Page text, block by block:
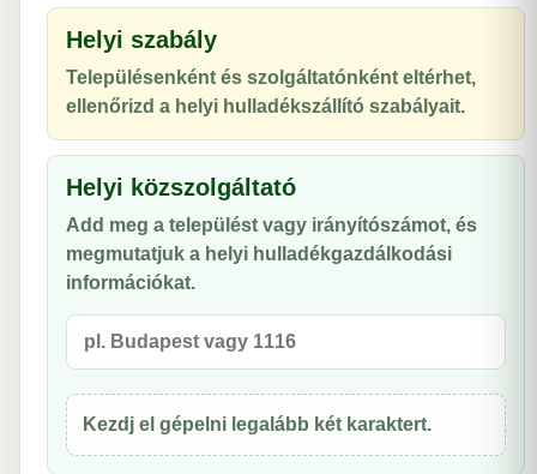
Helyi szabály
Településenként és szolgáltatónként eltérhet,
ellenőrizd a helyi hulladékszállító szabályait.
Helyi közszolgáltató
Add meg a települést vagy irányítószámot, és
megmutatjuk a helyi hulladékgazdálkodási
információkat.
Kezdj el gépelni legalább két karaktert.